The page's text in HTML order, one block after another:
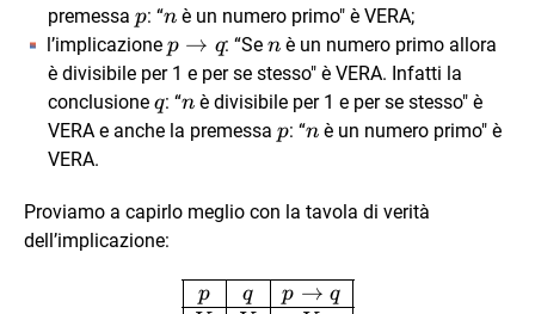
premessa p
p: “n
n è un numero primo" è VERA;
l’implicazione p
\rightarrow
q
p → q: “Sen
n è un numero primo allora
è divisibile per 1 e per se stesso" è VERA. Infatti la
conclusione q
q: “n
nè divisibile per 1 e per se stesso" è
VERA e anche la premessa p
p: “n
n è un numero primo" è
VERA.
Proviamo a capirlo meglio con la tavola di verità
dell’implicazione:
\begin{array}{|c|c|c|}
p
q
p → q